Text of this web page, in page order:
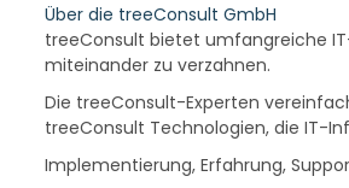
Über die treeConsult GmbH
treeConsult bietet umfangreiche
miteinander zu verzahnen.
Die treeConsult-Experten
treeConsult Technologien, die IT-
Implementierung, Erfahrung,